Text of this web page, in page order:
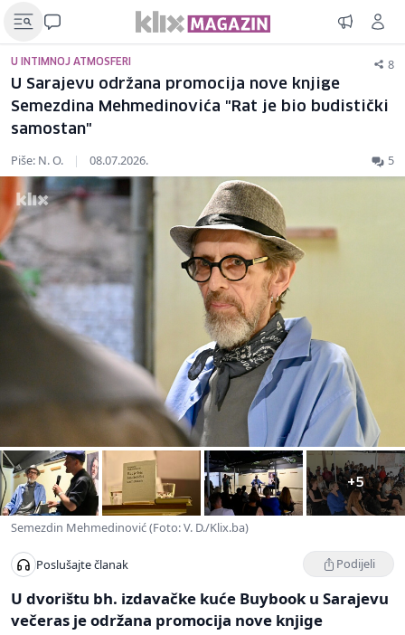
U INTIMNOJ ATMOSFERI 8
U Sarajevu održana promocija nove knjige
Semezdina Mehmedinovića "Rat je bio budistički
samostan"
Piše: N. O. | 08.07.2026. 5
+5
Semezdin Mehmedinović (Foto: V. D./Klix.ba)
Poslušajte članak Podijeli
U dvorištu bh. izdavačke kuće Buybook u Sarajevu
večeras je održana promocija nove knjige